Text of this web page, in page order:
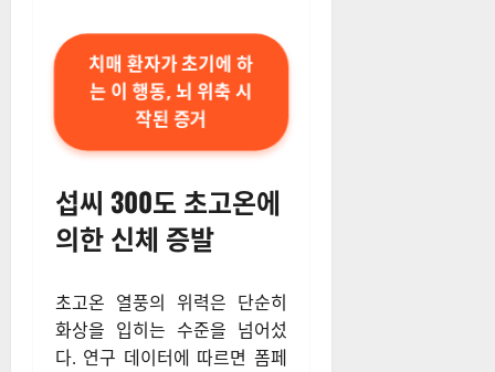
치매 환자가 초기에 하
는 이 행동, 뇌 위축 시
작된 증거
섭씨 300도 초고온에
의한 신체 증발
초고온 열풍의 위력은 단순히
화상을 입히는 수준을 넘어섰
다. 연구 데이터에 따르면 폼페